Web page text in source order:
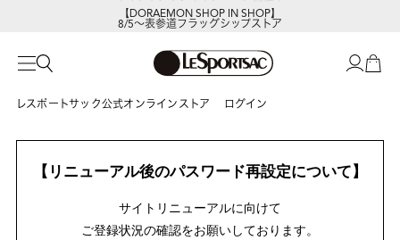
【DORAEMON SHOP IN SHOP】
8/5～表参道フラッグシップストア
レスポートサック公式オンラインストア ログイン
【リニューアル後のパスワード再設定について】
サイトリニューアルに向けて
ご登録状況の確認をお願いしております。